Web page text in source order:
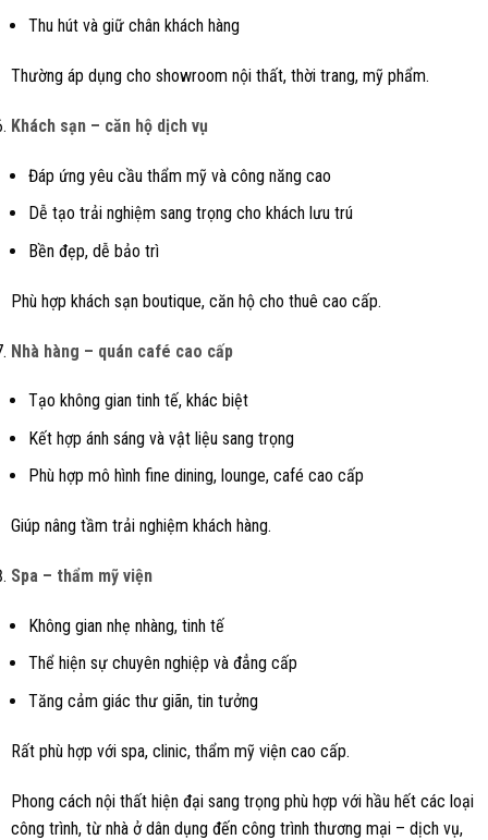
Thu hút và giữ chân khách hàng
Thường áp dụng cho showroom nội thất, thời trang, mỹ phẩm.
Khách sạn – căn hộ dịch vụ
Đáp ứng yêu cầu thẩm mỹ và công năng cao
Dễ tạo trải nghiệm sang trọng cho khách lưu trú
Bền đẹp, dễ bảo trì
Phù hợp khách sạn boutique, căn hộ cho thuê cao cấp.
Nhà hàng – quán café cao cấp
Tạo không gian tinh tế, khác biệt
Kết hợp ánh sáng và vật liệu sang trọng
Phù hợp mô hình fine dining, lounge, café cao cấp
Giúp nâng tầm trải nghiệm khách hàng.
Spa – thẩm mỹ viện
Không gian nhẹ nhàng, tinh tế
Thể hiện sự chuyên nghiệp và đẳng cấp
Tăng cảm giác thư giãn, tin tưởng
Rất phù hợp với spa, clinic, thẩm mỹ viện cao cấp.
Phong cách nội thất hiện đại sang trọng phù hợp với hầu hết các loại
công trình, từ nhà ở dân dụng đến công trình thương mại – dịch vụ,